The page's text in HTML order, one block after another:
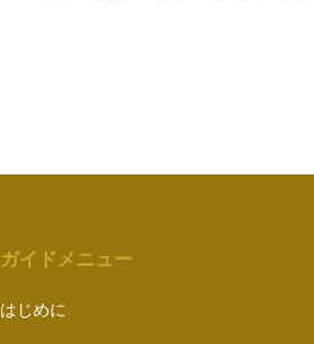
ガイドメニュー
はじめに